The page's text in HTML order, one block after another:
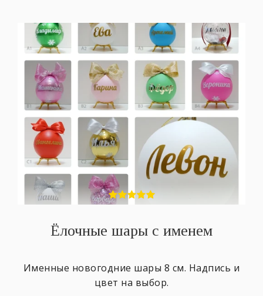
Ёлочные шары с именем
Именные новогодние шары 8 см. Надпись и
цвет на выбор.